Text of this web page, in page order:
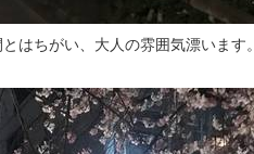
はちがい、大人の雰囲気漂います。